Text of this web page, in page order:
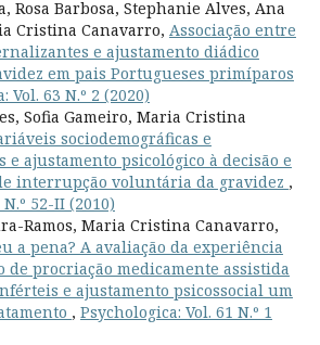
Rosa Barbosa, Stephanie Alves, Ana
Cristina Canavarro, Associação entre
e ajustamento diádico
em pais Portugueses primíparos
Vol. 63 N.º 2 (2020)
Sofia Gameiro, Maria Cristina
sociodemográficas e
e ajustamento psicológico à decisão e
interrupção voluntária da gravidez ,
52-II (2010)
Ramos, Maria Cristina Canavarro,
a pena? A avaliação da experiência
de procriação medicamente assistida
e ajustamento psicossocial um
, Psychologica: Vol. 61 N.º 1